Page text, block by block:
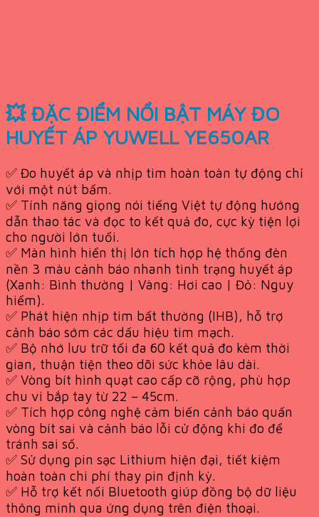
💥 ĐẶC ĐIỂM NỔI BẬT MÁY ĐO
HUYẾT ÁP YUWELL YE650AR
✅ Đo huyết áp và nhịp tim hoàn toàn tự động chỉ
với một nút bấm.
✅ Tính năng giọng nói tiếng Việt tự động hướng
dẫn thao tác và đọc to kết quả đo, cực kỳ tiện lợi
cho người lớn tuổi.
✅ Màn hình hiển thị lớn tích hợp hệ thống đèn
nền 3 màu cảnh báo nhanh tình trạng huyết áp
(Xanh: Bình thường | Vàng: Hơi cao | Đỏ: Nguy
hiểm).
✅ Phát hiện nhịp tim bất thường (IHB), hỗ trợ
cảnh báo sớm các dấu hiệu tim mạch.
✅ Bộ nhớ lưu trữ tối đa 60 kết quả đo kèm thời
gian, thuận tiện theo dõi sức khỏe lâu dài.
✅ Vòng bít hình quạt cao cấp cỡ rộng, phù hợp
chu vi bắp tay từ 22 – 45cm.
✅ Tích hợp công nghệ cảm biến cảnh báo quấn
vòng bít sai và cảnh báo lỗi cử động khi đo để
tránh sai số.
✅ Sử dụng pin sạc Lithium hiện đại, tiết kiệm
hoàn toàn chi phí thay pin định kỳ.
✅ Hỗ trợ kết nối Bluetooth giúp đồng bộ dữ liệu
thông minh qua ứng dụng trên điện thoại.